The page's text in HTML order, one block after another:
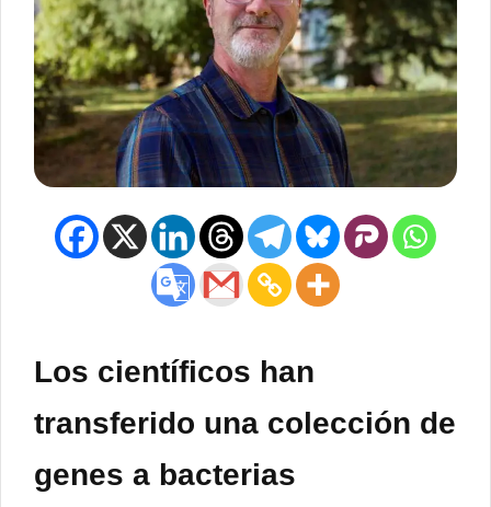
Los científicos han
transferido una colección de
genes a bacterias